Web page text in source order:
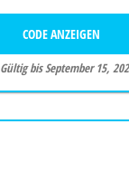
CODE ANZEIGEN
Gültig bis September 15,